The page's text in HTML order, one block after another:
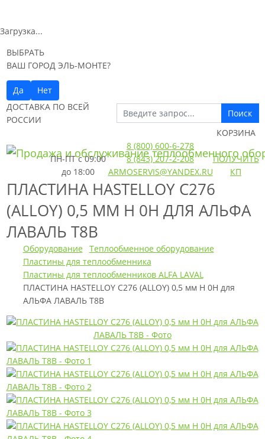
Загрузка...
ВЫБРАТЬ
ВАШ ГОРОД ЭЛЬ-МОНТЕ?
Да
Нет
ДОСТАВКА ПО ВСЕЙ
РОССИИ
Поиск
ПН-ПТс 09:00
до 18:00
8 (800) 600-6-278
8 (843) 207-2-208
ARMOSERVIS@YANDEX.RU
КОРЗИНА
ПОЛУЧИТЬ
КП
ПЛАСТИНА HASTELLOY C276
(ALLOY) 0,5 ММ H 0H ДЛЯ АЛЬФА
ЛАВАЛЬ T8B
Оборудование
Теплообменное оборудование
Пластины для теплообменника
Пластины для теплообменников ALFA LAVAL
ПЛАСТИНА HASTELLOY C276 (ALLOY) 0,5 мм H 0H для
АЛЬФА ЛАВАЛЬ T8B